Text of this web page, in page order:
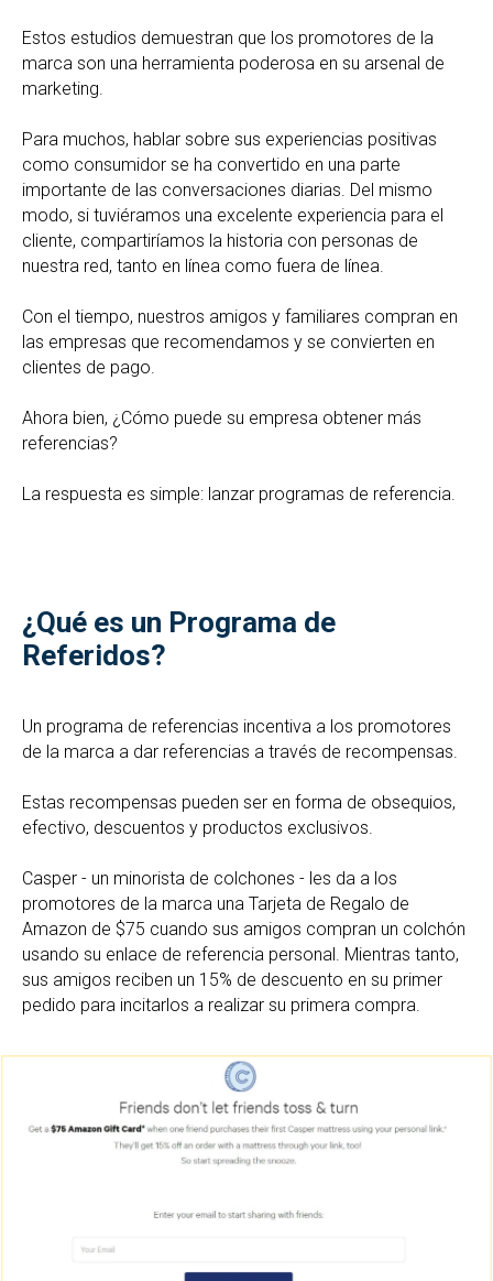
Estos estudios demuestran que los promotores de la
marca son una herramienta poderosa en su arsenal de
marketing.
Para muchos, hablar sobre sus experiencias positivas
como consumidor se ha convertido en una parte
importante de las conversaciones diarias. Del mismo
modo, si tuviéramos una excelente experiencia para el
cliente, compartiríamos la historia con personas de
nuestra red, tanto en línea como fuera de línea.
Con el tiempo, nuestros amigos y familiares compran en
las empresas que recomendamos y se convierten en
clientes de pago.
Ahora bien, ¿Cómo puede su empresa obtener más
referencias?
La respuesta es simple: lanzar programas de referencia.
¿Qué es un Programa de
Referidos?
Un programa de referencias incentiva a los promotores
de la marca a dar referencias a través de recompensas.
Estas recompensas pueden ser en forma de obsequios,
efectivo, descuentos y productos exclusivos.
Casper - un minorista de colchones - les da a los
promotores de la marca una Tarjeta de Regalo de
Amazon de $75 cuando sus amigos compran un colchón
usando su enlace de referencia personal. Mientras tanto,
sus amigos reciben un 15% de descuento en su primer
pedido para incitarlos a realizar su primera compra.